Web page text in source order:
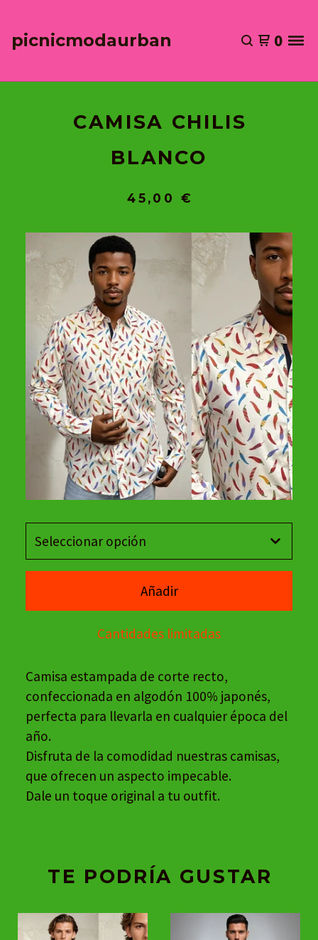
picnicmodaurban 0
CAMISA CHILIS
BLANCO
45,00 €
Añadir
Cantidades limitadas
Camisa estampada de corte recto,
confeccionada en algodón 100% japonés,
perfecta para llevarla en cualquier época del
año.
Disfruta de la comodidad nuestras camisas,
que ofrecen un aspecto impecable.
Dale un toque original a tu outfit.
TE PODRÍA GUSTAR